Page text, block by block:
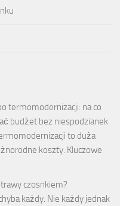
termomodernizacji: na co
budżet bez niespodzianek
to duża
koszty. Kluczowe
czosnkiem?
każdy. Nie każdy jednak